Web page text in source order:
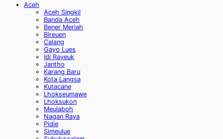
Aceh
Aceh Singkil
Banda Aceh
Bener Meriah
Bireuen
Calang
Gayo Lues
Idi Rayeuk
Jantho
Karang Baru
Kota Langsa
Kutacane
Lhokseumawe
Lhoksukon
Meulaboh
Nagan Raya
Pidie
Simeulue